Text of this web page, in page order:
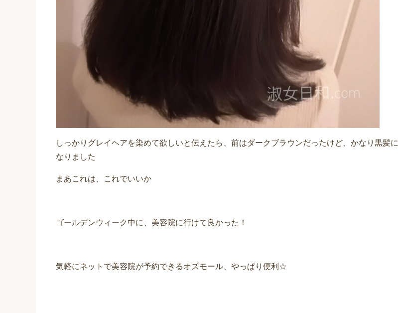
しっかりグレイヘアを染めて欲しいと伝えたら、前はダークブラウンだったけど、かなり黒髪に
なりました
まあこれは、これでいいか
ゴールデンウィーク中に、美容院に行けて良かった！
気軽にネットで美容院が予約できるオズモール、やっぱり便利☆